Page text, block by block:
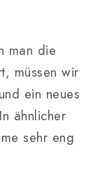
man die
müssen wir
ein neues
ähnlicher
sehr eng